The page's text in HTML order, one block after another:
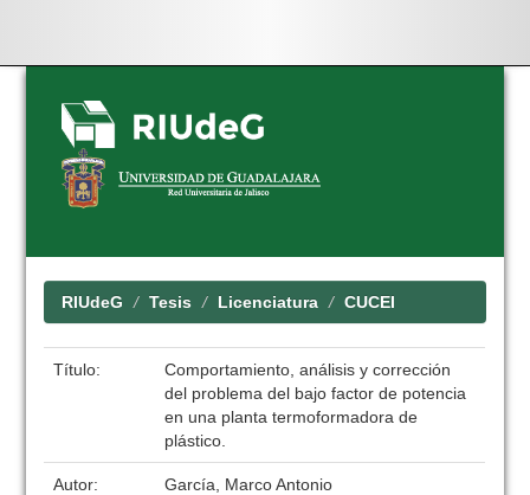
Skip
navigation
RIUdeG Tesis Licenciatura CUCEI
Título:
Comportamiento, análisis y corrección
del problema del bajo factor de potencia
en una planta termoformadora de
plástico.
Autor: García, Marco Antonio